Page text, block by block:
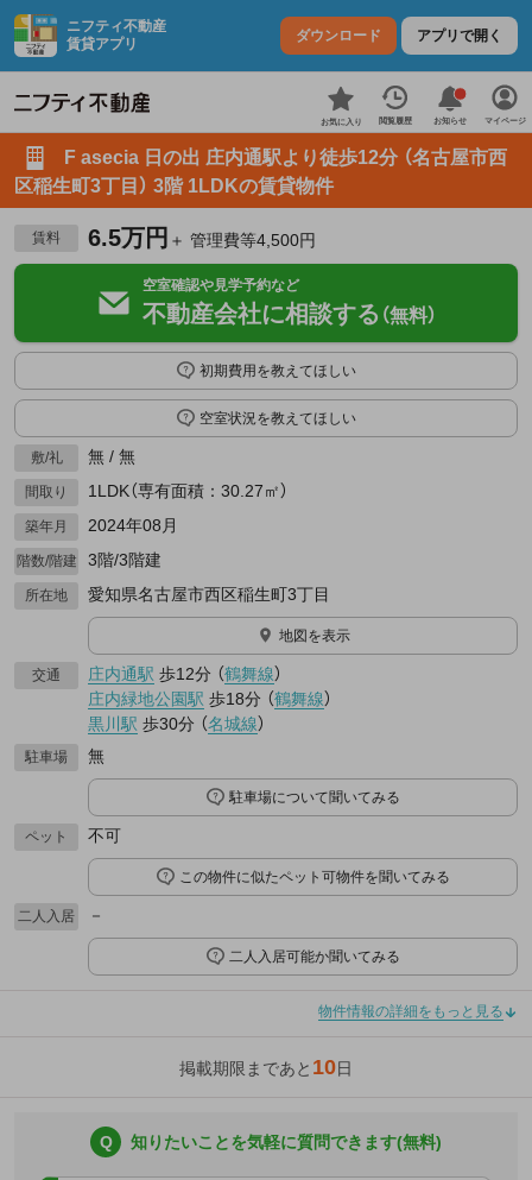
ニフティ不動産
賃貸アプリ
ダウンロード アプリで開く
お気に入り 閲覧履歴 お知らせ マイページ
F asecia 日の出 庄内通駅より徒歩12分 （名古屋市西
区稲生町3丁目） 3階 1LDKの賃貸物件
賃料 6.5万円 ＋ 管理費等4,500円
空室確認や見学予約など
不動産会社に相談する （無料）
初期費用を教えてほしい
空室状況を教えてほしい
敷/礼 無 / 無
間取り 1LDK（専有面積：30.27㎡）
築年月 2024年08月
階数/階建 3階/3階建
所在地 愛知県名古屋市西区稲生町3丁目
地図を表示
交通 庄内通駅 歩12分 （鶴舞線）
庄内緑地公園駅 歩18分 （鶴舞線）
黒川駅 歩30分 （名城線）
駐車場 無
駐車場について聞いてみる
ペット 不可
この物件に似たペット可物件を聞いてみる
二人入居 －
二人入居可能か聞いてみる
物件情報の詳細をもっと見る
掲載期限まであと 10日
Q 知りたいことを気軽に質問できます(無料)